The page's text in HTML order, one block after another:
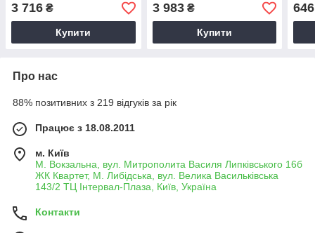
3 716 ₴
Купити
3 983₴
Купити
646
Про нас
88% позитивних з 219 відгуків за рік
Працює з 18.08.2011
м. Київ
М. Вокзальна, вул. Митрополита Василя Липківського 16б
ЖК Квартет, М. Либідська, вул. Велика Васильківська
143/2 ТЦ Інтервал-Плаза, Київ, Україна
Контакти